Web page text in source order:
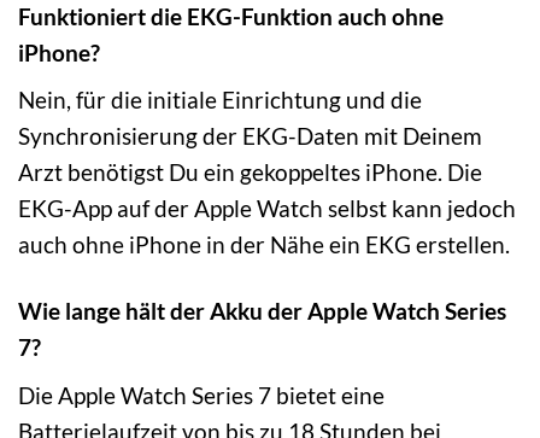
Funktioniert die EKG-Funktion auch ohne
iPhone?
Nein, für die initiale Einrichtung und die
Synchronisierung der EKG-Daten mit Deinem
Arzt benötigst Du ein gekoppeltes iPhone. Die
EKG-App auf der Apple Watch selbst kann jedoch
auch ohne iPhone in der Nähe ein EKG erstellen.
Wie lange hält der Akku der Apple Watch Series
7?
Die Apple Watch Series 7 bietet eine
Batterielaufzeit von bis zu 18 Stunden bei